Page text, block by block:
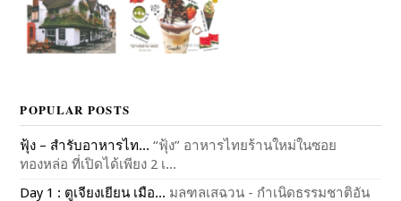
POPULAR POSTS
ฟุ้ง – สำรับอาหารไท... “ฟุ้ง” อาหารไทยร้านใหม่ในซอย
ทองหล่อ ที่เปิดได้เพียง 2 เ...
Day 1 : ตูเจียงเยียน เมือ... มลฑลเสฉวน - กำเนิดธรรมชาติอัน